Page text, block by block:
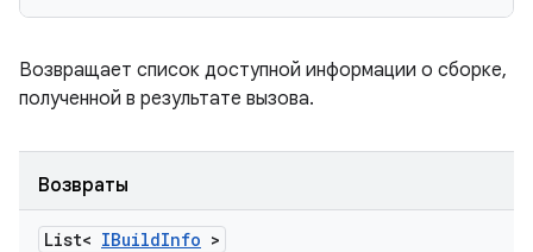
Возвращает список доступной информации о сборке,
полученной в результате вызова.
Возвраты
List< IBuildInfo >